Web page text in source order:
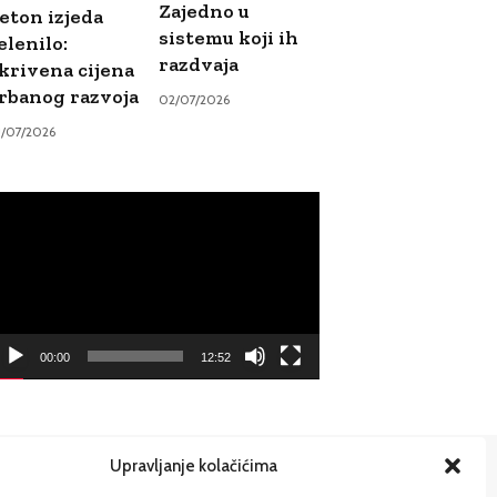
Upravljanje kolačićima
izjeda
cijena
razvoja
07/2026
Zajedno u
sistemu koji ih
razdvaja
02/07/2026
00:00 12:52